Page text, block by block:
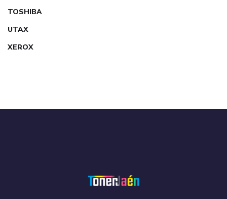
TOSHIBA
UTAX
XEROX